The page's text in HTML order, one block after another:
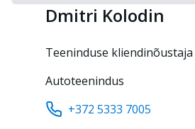
Dmitri Kolodin
Teeninduse kliendinõustaja
Autoteenindus
+372 5333 7005